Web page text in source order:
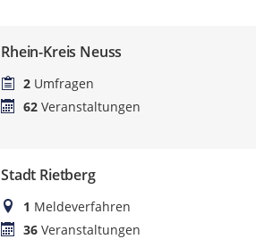
Rhein-Kreis Neuss
2 Umfragen
62 Veranstaltungen
Stadt Rietberg
1 Meldeverfahren
36 Veranstaltungen